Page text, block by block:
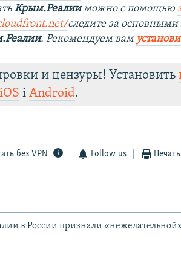
Крым.Реалииможно с помощью
следите за основными
. Рекомендуем вам
и цензуры! Установить
iOS іAndroid.
без VPN Follow us Печать
в России признали